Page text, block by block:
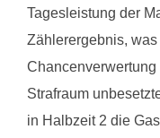
Tagesleistung der
Zählerergebnis,
Strafraum
in Halbzeit 2 die